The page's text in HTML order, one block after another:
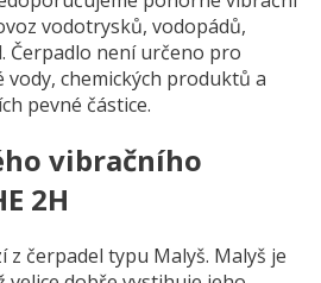
vodotrysků, vodopádů,
Čerpadlo není určeno pro
chemických produktů a
pevné částice.
vibračního
2H
z čerpadel typu Malyš. Malyš je